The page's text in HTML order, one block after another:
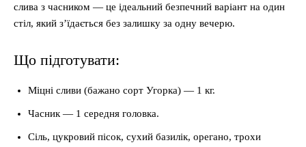
слива з часником — це ідеальний безпечний варіант на один
стіл, який з’їдається без залишку за одну вечерю.
Що підготувати:
Міцні сливи (бажано сорт Угорка) — 1 кг.
Часник — 1 середня головка.
Сіль, цукровий пісок, сухий базилік, орегано, трохи